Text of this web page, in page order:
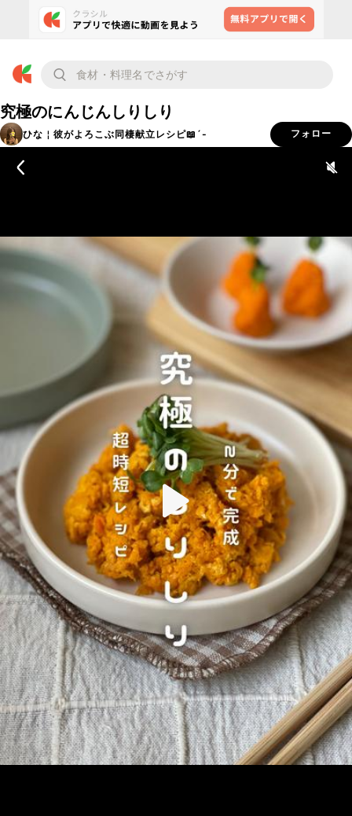
究極のにんじんしりしり
ひな￤彼がよろこぶ同棲献立レシピ📖´- フォロー